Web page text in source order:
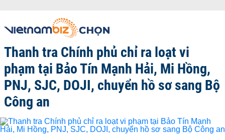
Thanh tra Chính phủ chỉ ra loạt vi
phạm tại Bảo Tín Mạnh Hải, Mi Hồng,
PNJ, SJC, DOJI, chuyển hồ sơ sang Bộ
Công an